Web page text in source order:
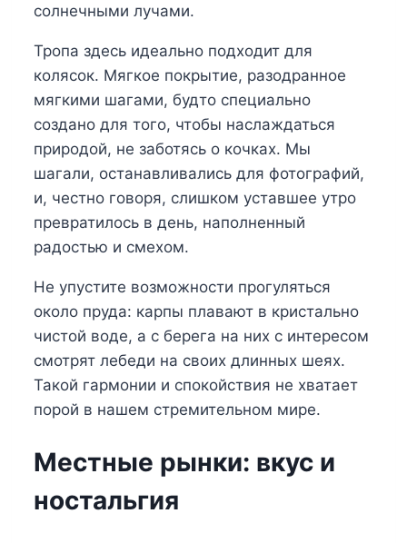
солнечными лучами.
Тропа здесь идеально подходит для
колясок. Мягкое покрытие, разодранное
мягкими шагами, будто специально
создано для того, чтобы наслаждаться
природой, не заботясь о кочках. Мы
шагали, останавливались для фотографий,
и, честно говоря, слишком уставшее утро
превратилось в день, наполненный
радостью и смехом.
Не упустите возможности прогуляться
около пруда: карпы плавают в кристально
чистой воде, а с берега на них с интересом
смотрят лебеди на своих длинных шеях.
Такой гармонии и спокойствия не хватает
порой в нашем стремительном мире.
Местные рынки: вкус и
ностальгия